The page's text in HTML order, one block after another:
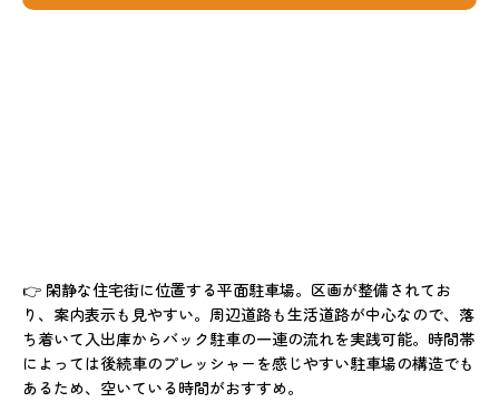
👉 閑静な住宅街に位置する平面駐車場。区画が整備されてお
り、案内表示も見やすい。周辺道路も生活道路が中心なので、落
ち着いて入出庫からバック駐車の一連の流れを実践可能。時間帯
によっては後続車のプレッシャーを感じやすい駐車場の構造でも
あるため、空いている時間がおすすめ。